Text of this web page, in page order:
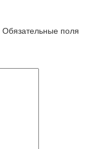
Обязательные поля